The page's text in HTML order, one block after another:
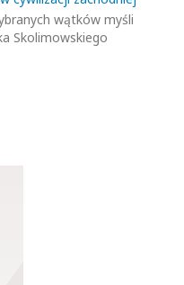
wątków myśli
Skolimowskiego